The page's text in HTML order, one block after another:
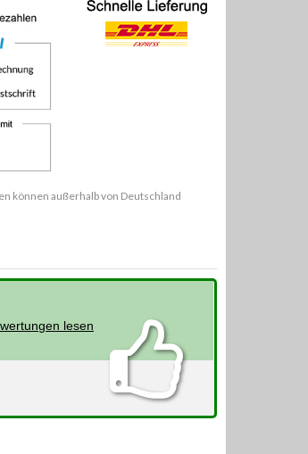
können außerhalb von Deutschland
lesen